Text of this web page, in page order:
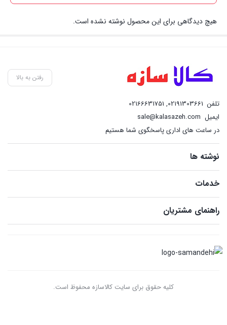
هیچ دیدگاهی برای این محصول نوشته نشده است.
رفتن به بالا
تلفن 02191303661
,
02166631751
ایمیل sale@kalasazeh.com
در ساعت های اداری پاسخگوی شما هستیم
نوشته ها
خدمات
راهنمای مشتریان
کلیه حقوق برای سایت کالاسازه محفوظ است.